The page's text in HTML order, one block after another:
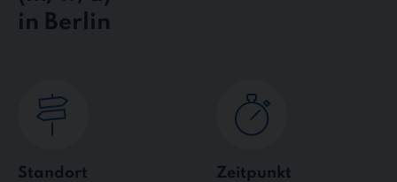
in Berlin
Standort
Zeitpunkt